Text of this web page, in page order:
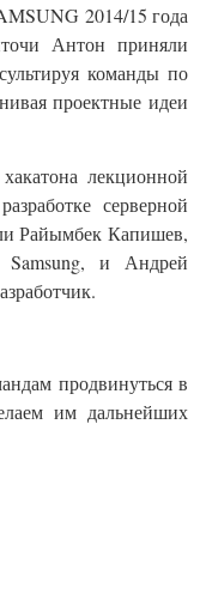
2014/15 года
Антон приняли
команды по
проектные идеи
лекционной
серверной
Райымбек Капишев,
Samsung, и Андрей
продвинуться в
им дальнейших